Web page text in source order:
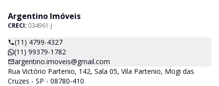
Argentino Imóveis
CRECI: 034961-J
(11) 4799-4327
(11) 99379-1782
argentino.imoveis@gmail.com
Rua Victório Partenio, 142, Sala 05, Vila Partenio, Mogi das
Cruzes - SP - 08780-410